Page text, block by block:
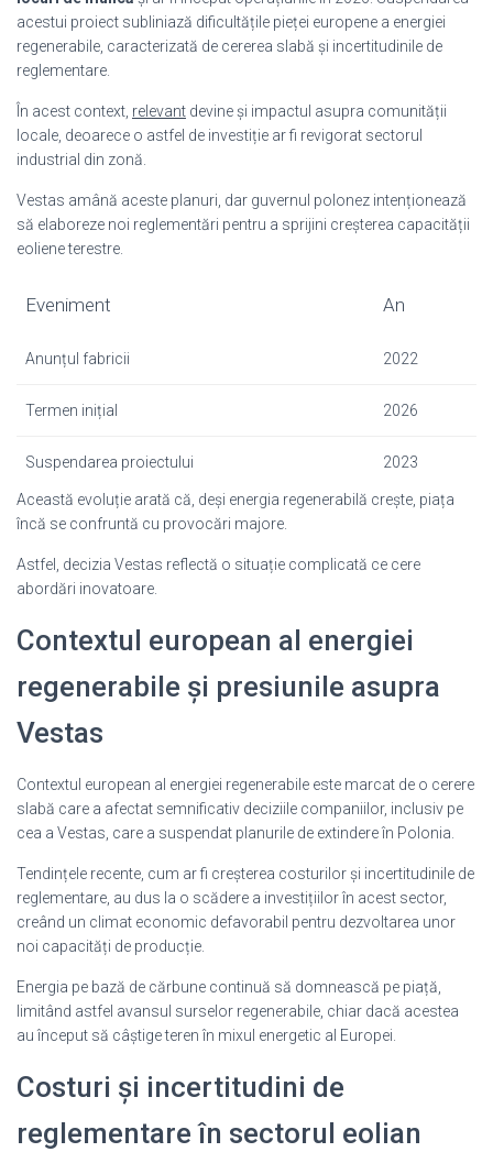
acestui proiect subliniază dificultățile pieței europene a energiei
regenerabile, caracterizată de cererea slabă și incertitudinile de
reglementare.
În acest context, relevant devine și impactul asupra comunității
locale, deoarece o astfel de investiție ar fi revigorat sectorul
industrial din zonă.
Vestas amână aceste planuri, dar guvernul polonez intenționează
să elaboreze noi reglementări pentru a sprijini creșterea capacității
eoliene terestre.
Eveniment An
Anunțul fabricii 2022
Termen inițial 2026
Suspendarea proiectului 2023
Această evoluție arată că, deși energia regenerabilă crește, piața
încă se confruntă cu provocări majore.
Astfel, decizia Vestas reflectă o situație complicată ce cere
abordări inovatoare.
Contextul european al energiei
regenerabile și presiunile asupra
Vestas
Contextul european al energiei regenerabile este marcat de o cerere
slabă care a afectat semnificativ deciziile companiilor, inclusiv pe
cea a Vestas, care a suspendat planurile de extindere în Polonia.
Tendințele recente, cum ar fi creșterea costurilor și incertitudinile de
reglementare, au dus la o scădere a investițiilor în acest sector,
creând un climat economic defavorabil pentru dezvoltarea unor
noi capacități de producție.
Energia pe bază de cărbune continuă să domnească pe piață,
limitând astfel avansul surselor regenerabile, chiar dacă acestea
au început să câștige teren în mixul energetic al Europei.
Costuri și incertitudini de
reglementare în sectorul eolian